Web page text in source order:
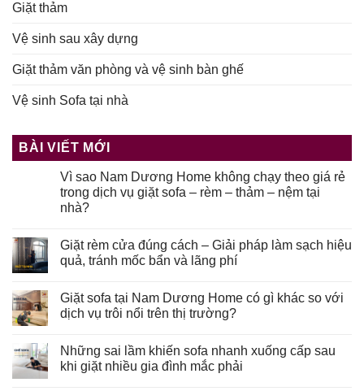
Giặt thảm
Vệ sinh sau xây dựng
Giặt thảm văn phòng và vệ sinh bàn ghế
Vệ sinh Sofa tại nhà
BÀI VIẾT MỚI
Vì sao Nam Dương Home không chạy theo giá rẻ
trong dịch vụ giặt sofa – rèm – thảm – nệm tại
nhà?
Giặt rèm cửa đúng cách – Giải pháp làm sạch hiệu
quả, tránh mốc bẩn và lãng phí
Giặt sofa tại Nam Dương Home có gì khác so với
dịch vụ trôi nổi trên thị trường?
Những sai lầm khiến sofa nhanh xuống cấp sau
khi giặt nhiều gia đình mắc phải